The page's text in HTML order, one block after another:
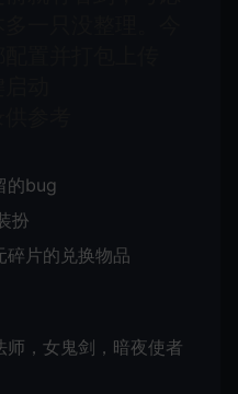
的bug
扮
片的兑换物品
师，女鬼剑，暗夜使者